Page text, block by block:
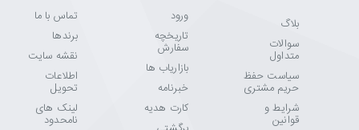
بلاگ
سوالات
متداول
سیاست حفظ
حریم مشتری
شرایط و
قوانین
ورود
تاریخچه
سفارش
بازاریاب ها
خبرنامه
کارت هدیه
تماس با ما
برندها
نقشه سایت
اطلاعات
تحویل
لینک های
نامحدود